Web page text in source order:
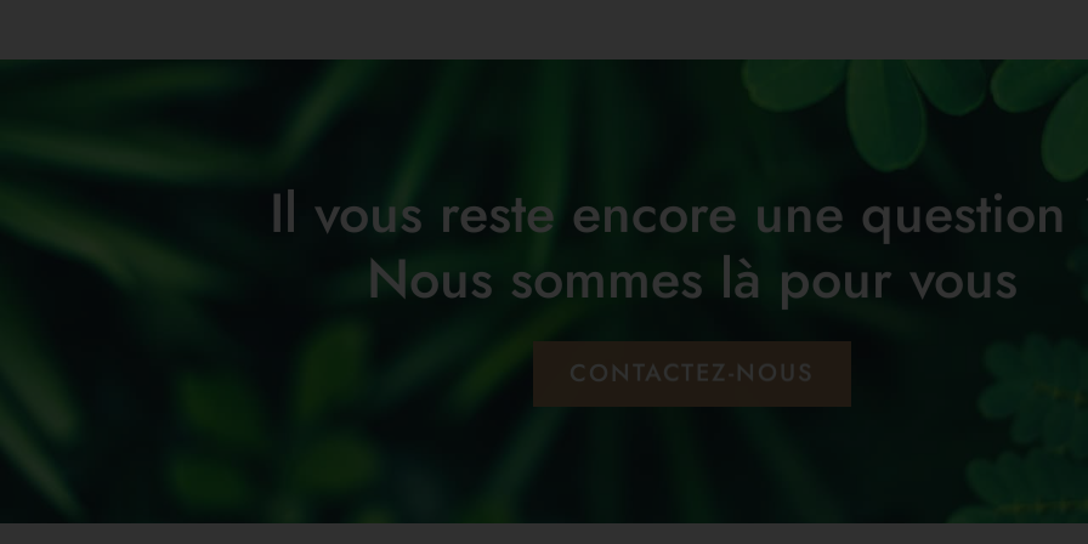
Il vous reste encore une question
Nous sommes là pour vous
CONTACTEZ-NOUS